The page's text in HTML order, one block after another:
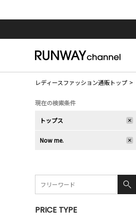
レディースファッション通販トップ
現在の検索条件
トップス
Now me.
PRICE TYPE